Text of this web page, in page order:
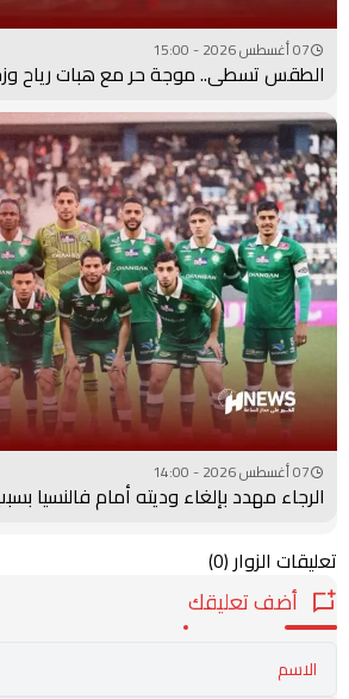
07 أغسطس 2026 - 15:00
الطقس تسطى.. موجة حر مع هبات رياح
07 أغسطس 2026 - 14:00
الرجاء مهدد بإلغاء وديته أمام فالنسيا
تعليقات الزوار(0)
أضف تعليقك